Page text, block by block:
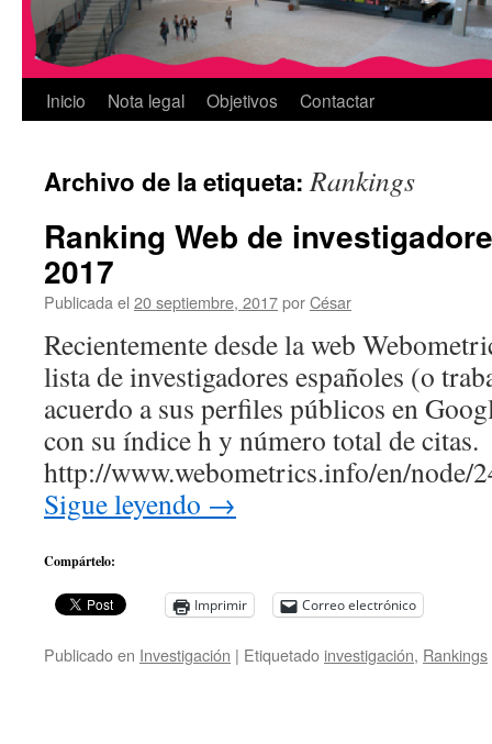
Inicio Nota legal Objetivos Contactar
Archivo de la etiqueta:Rankings
Ranking Web de
2017
Publicada el 20 septiembre, 2017porCésar
Recientemente desde la web
lista de investigadores españoles (o
acuerdo a sus perfiles públicos en
con su índice h y número total de citas.
http://www.webometrics.info/en/node/
Sigue leyendo →
Compártelo:
Imprimir Correo electrónico
Publicado en Investigación | Etiquetado investigación, Rankings